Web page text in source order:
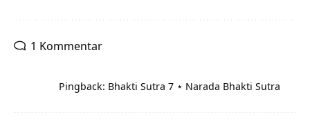
1 Kommentar
Pingback: Bhakti Sutra 7 ⋆ Narada Bhakti Sutra